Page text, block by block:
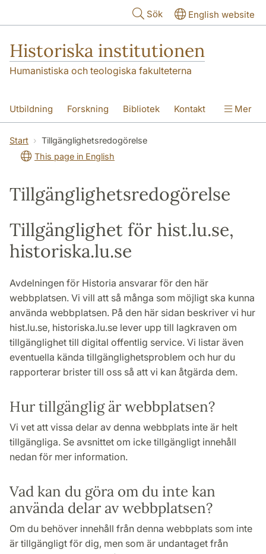
Sök English website
Historiska institutionen
Humanistiska och teologiska fakulteterna
Utbildning Forskning Bibliotek Kontakt
Om institutionen
Mer
Start
Tillgänglighetsredogörelse
This page in English
Tillgänglighetsredogörelse
Tillgänglighet för hist.lu.se,
historiska.lu.se
Avdelningen för Historia ansvarar för den här
webbplatsen. Vi vill att så många som möjligt ska kunna
använda webbplatsen. På den här sidan beskriver vi hur
hist.lu.se, historiska.lu.se lever upp till lagkraven om
tillgänglighet till digital offentlig service. Vi listar även
eventuella kända tillgänglighetsproblem och hur du
rapporterar brister till oss så att vi kan åtgärda dem.
Hur tillgänglig är webbplatsen?
Vi vet att vissa delar av denna webbplats inte är helt
tillgängliga. Se avsnittet om icke tillgängligt innehåll
nedan för mer information.
Vad kan du göra om du inte kan
använda delar av webbplatsen?
Om du behöver innehåll från denna webbplats som inte
är tillgängligt för dig, men som är undantaget från